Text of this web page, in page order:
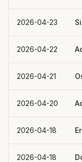
2026-04-23
2026-04-22
2026-04-21
2026-04-20
2026-04-18
2026-04-18